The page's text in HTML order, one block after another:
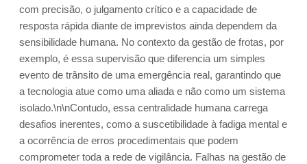
com precisão, o julgamento crítico e a capacidade de
resposta rápida diante de imprevistos ainda dependem da
sensibilidade humana. No contexto da gestão de frotas, por
exemplo, é essa supervisão que diferencia um simples
evento de trânsito de uma emergência real, garantindo que
a tecnologia atue como uma aliada e não como um sistema
isolado.\n\nContudo, essa centralidade humana carrega
desafios inerentes, como a suscetibilidade à fadiga mental e
a ocorrência de erros procedimentais que podem
comprometer toda a rede de vigilância. Falhas na gestão de